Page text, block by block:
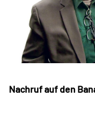
Nachruf auf den